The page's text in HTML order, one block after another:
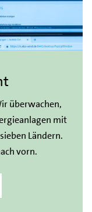
überwachen,
mit
Ländern.
vorn.